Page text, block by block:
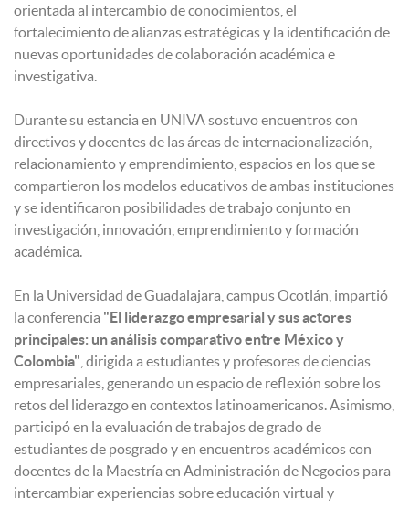
orientada al intercambio de conocimientos, el
fortalecimiento de alianzas estratégicas y la identificación de
nuevas oportunidades de colaboración académica e
investigativa.
Durante su estancia en UNIVA sostuvo encuentros con
directivos y docentes de las áreas de internacionalización,
relacionamiento y emprendimiento, espacios en los que se
compartieron los modelos educativos de ambas instituciones
y se identificaron posibilidades de trabajo conjunto en
investigación, innovación, emprendimiento y formación
académica.
En la Universidad de Guadalajara, campus Ocotlán, impartió
la conferencia "El liderazgo empresarial y sus actores
principales: un análisis comparativo entre México y
Colombia" , dirigida a estudiantes y profesores de ciencias
empresariales, generando un espacio de reflexión sobre los
retos del liderazgo en contextos latinoamericanos. Asimismo,
participó en la evaluación de trabajos de grado de
estudiantes de posgrado y en encuentros académicos con
docentes de la Maestría en Administración de Negocios para
intercambiar experiencias sobre educación virtual y